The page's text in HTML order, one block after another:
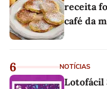
receita
café da
6 NOTÍCIAS
Lotofácil